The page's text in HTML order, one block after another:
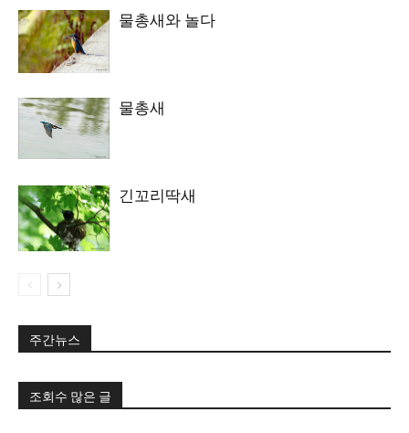
물총새와 놀다
물총새
긴꼬리딱새
주간뉴스
조회수 많은 글